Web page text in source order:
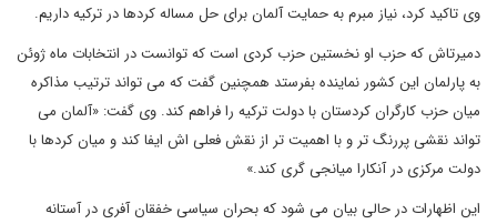
وی تاکید کرد، نیاز مبرم به حمایت آلمان برای حل مساله کردها در ترکیه داریم.
دمیرتاش که حزب او نخستین حزب کردی است که توانست در انتخابات ماه ژوئن
به پارلمان این کشور نماینده بفرستد همچنین گفت که می تواند ترتیب مذاکره
میان حزب کارگران کردستان با دولت ترکیه را فراهم کند. وی گفت: «آلمان می
تواند نقشی پررنگ تر و با اهمیت تر از نقش فعلی اش ایفا کند و میان کردها با
دولت مرکزی در آنکارا میانجی گری کند.»
این اظهارات در حالی بیان می شود که بحران سیاسی خفقان آفری در آستانه